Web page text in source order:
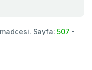
maddesi. Sayfa: 507 -